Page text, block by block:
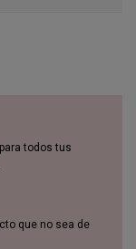
todos tus
que no sea de